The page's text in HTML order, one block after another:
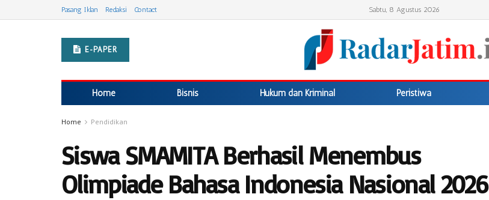
Pasang Iklan Redaksi Contact Sabtu, 8 Agustus 2026
E-PAPER
Home Bisnis Hukum dan Kriminal Peristiwa
Home Pendidikan
Siswa SMAMITA Berhasil Menembus
Olimpiade Bahasa Indonesia Nasional 2026